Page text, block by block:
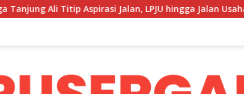
Aspirasi Jalan, LPJU hingga Jalan Usaha Tani.